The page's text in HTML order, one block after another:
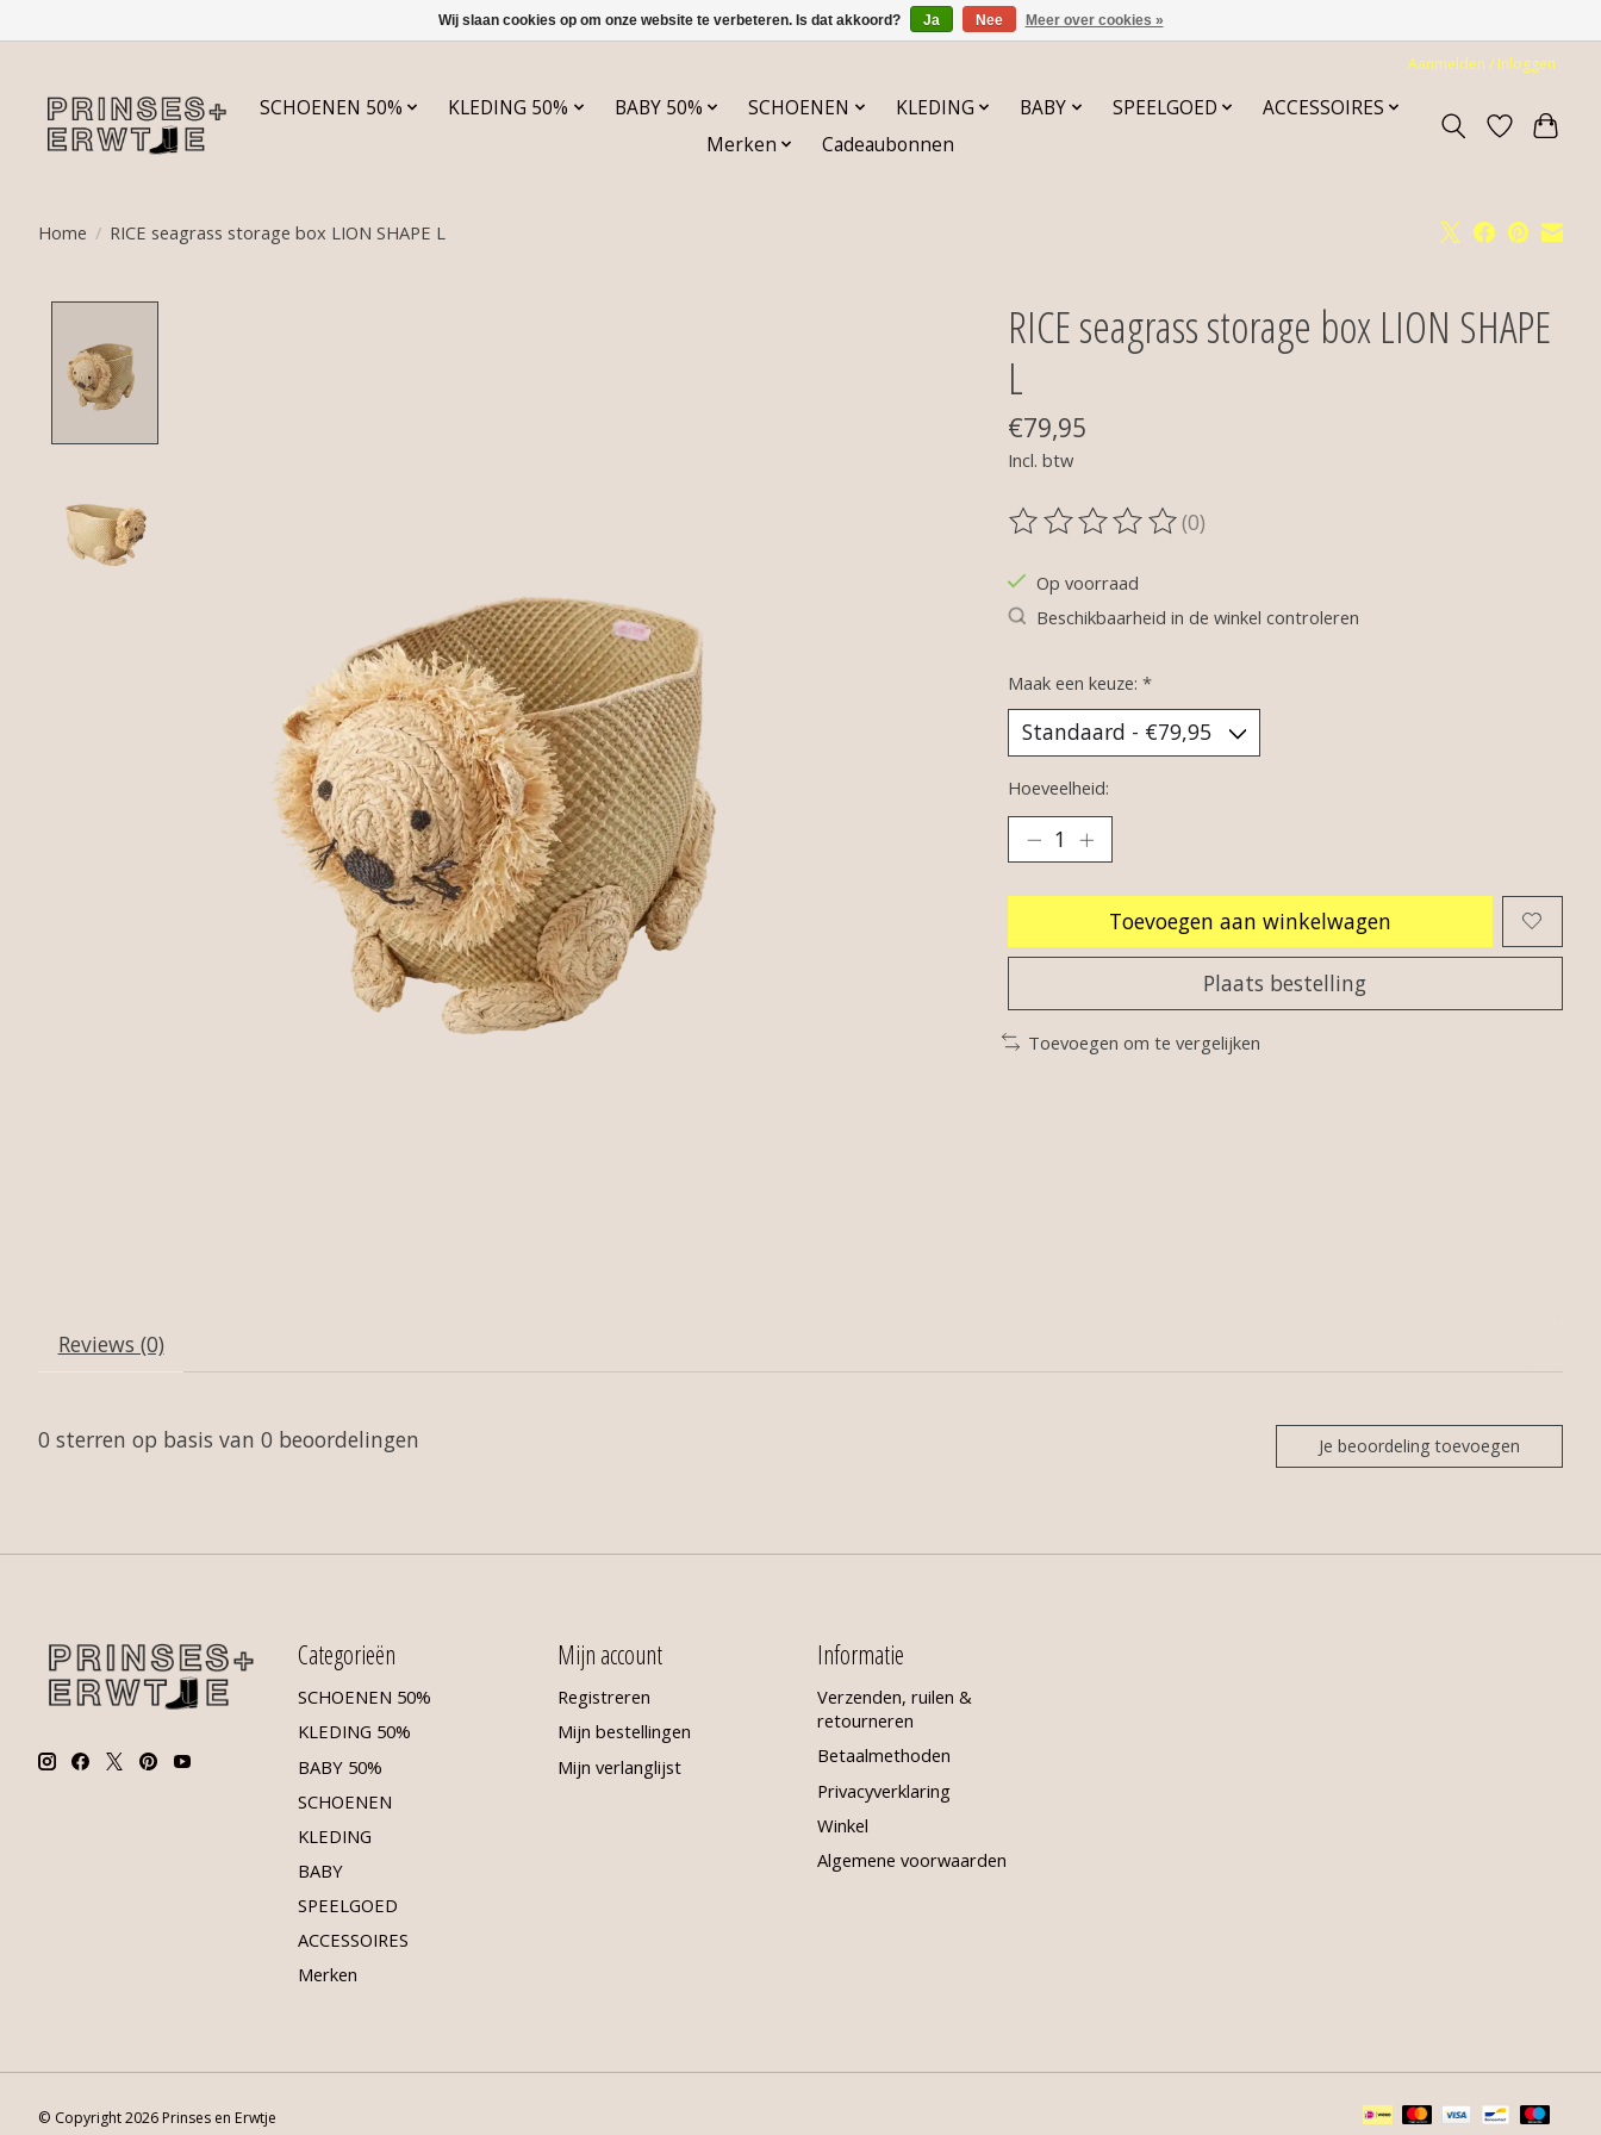
Aanmelden / Inloggen
SCHOENEN 50% KLEDING 50% BABY 50% SCHOENEN KLEDING BABY SPEELGOED
ACCESSOIRES
Merken
Cadeaubonnen
Home / RICE seagrass storage box LION SHAPE L
RICE seagrass storage box LION SHAPE
L
€79,95
Incl. btw
De beoordeling van dit product is
(0)
Op voorraad
Beschikbaarheid in de winkel controleren
Maak een keuze: *
Hoeveelheid:
Toevoegen aan winkelwagen
Plaats bestelling
Toevoegen om te vergelijken
Reviews (0)
0 sterren op basis van 0 beoordelingen Je beoordeling toevoegen
Categorieën
SCHOENEN 50%
KLEDING 50%
BABY 50%
SCHOENEN
KLEDING
BABY
SPEELGOED
ACCESSOIRES
Merken
Mijn account
Registreren
Mijn bestellingen
Mijn verlanglijst
Informatie
Verzenden, ruilen &
retourneren
Betaalmethoden
Privacyverklaring
Winkel
Algemene voorwaarden
© Copyright 2026 Prinses en Erwtje
Wij slaan cookies op om onze website te verbeteren. Is dat akkoord? Ja Nee Meer over cookies »